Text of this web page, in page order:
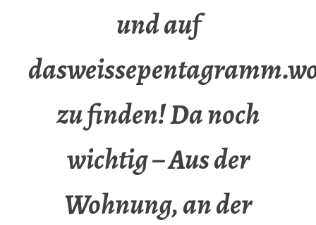
und auf
zu finden! Da noch
wichtig – Aus der
Wohnung, an der